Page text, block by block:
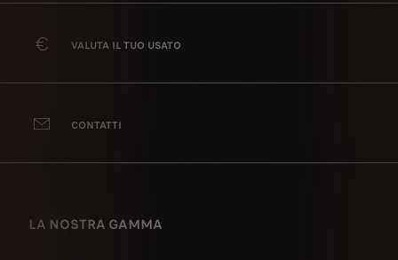
VALUTA IL TUO USATO
CONTATTI
LA NOSTRA GAMMA